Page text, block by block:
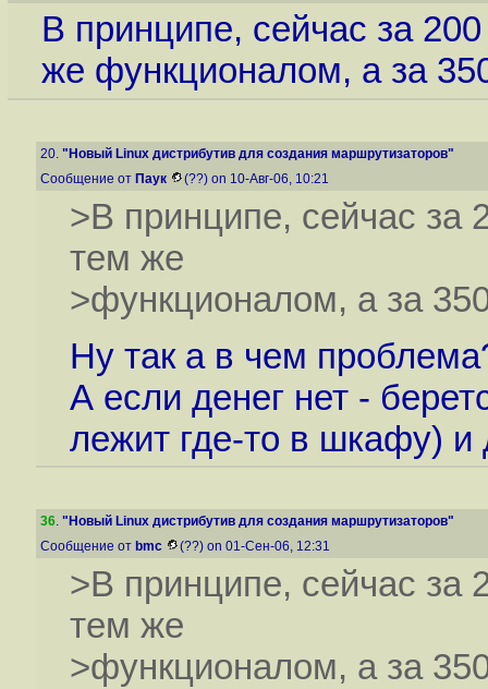
В принципе, сейчас за
же функционалом, а за
20. "Новый Linux дистрибутив для создания маршрутизаторов"
Сообщение от Паук (??) on 10-Авг-06, 10:21
>В принципе, сейчас за
тем же
>функционалом, а за
Ну так а в чем
А если денег нет -
лежит где-то в шкафу) и
36. "Новый Linux дистрибутив для создания маршрутизаторов"
Сообщение от bmc (??) on 01-Сен-06, 12:31
>В принципе, сейчас за
тем же
>функционалом, а за